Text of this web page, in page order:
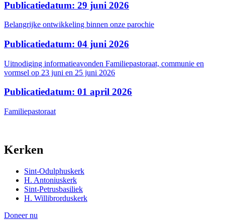
Publicatiedatum: 29 juni 2026
Belangrijke ontwikkeling binnen onze parochie
Publicatiedatum: 04 juni 2026
Uitnodiging informatieavonden Familiepastoraat, communie en
vormsel op 23 juni en 25 juni 2026
Publicatiedatum: 01 april 2026
Familiepastoraat
Kerken
Sint-Odulphuskerk
H. Antoniuskerk
Sint-Petrusbasiliek
H. Willibrorduskerk
Doneer nu